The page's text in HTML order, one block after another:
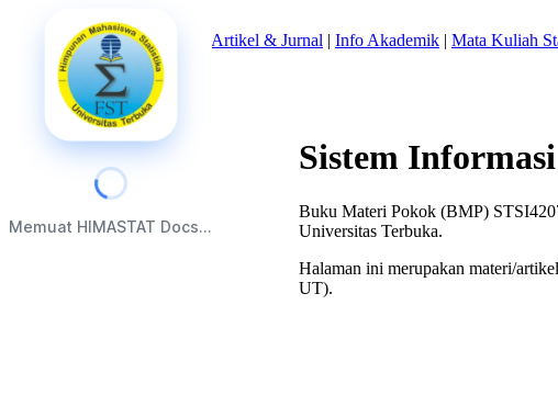
Memuat HIMASTAT Docs...
Beranda|Tentang Kami Artikel & Jurnal | Info Akademik | Mata Kuliah
Sistem
Buku Materi Pokok (BMP)
Universitas Terbuka.
Halaman ini merupakan materi/
UT).